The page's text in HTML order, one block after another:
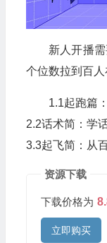
新人开播
个位数拉到百
1.1起跑篇
2.2话术简：学
3.3起飞简：从
资源下载
下载价格为
立即购买